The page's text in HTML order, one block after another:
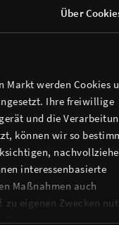
Über
Markt werden Cookies
Ihre freiwillige
und die
können wir so
interessenbasierte
Maßnahmen auch
eigenen Zwecken